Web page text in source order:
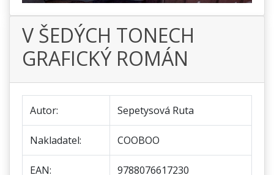
V ŠEDÝCH TONECH
GRAFICKÝ ROMÁN
Autor: Sepetysová Ruta
Nakladatel: COOBOO
EAN: 9788076617230